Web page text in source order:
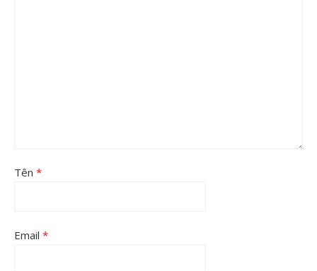
Tên *
Email *